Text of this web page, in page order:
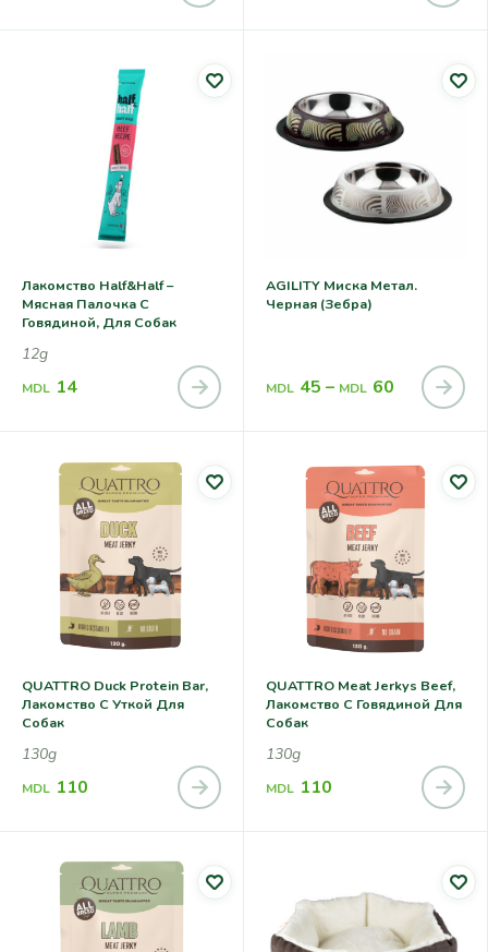
Лакомство Half&Half –
Мясная Палочка С
Говядиной, Для Собак
12g
MDL 14
AGILITY Миска Метал.
Черная (зебра)
MDL 45 – MDL 60
QUATTRO Duck Protein Bar,
Лакомство С Уткой Для
Собак
130g
MDL 110
QUATTRO Meat Jerkys Beef,
Лакомство С Говядиной Для
Собак
130g
MDL 110